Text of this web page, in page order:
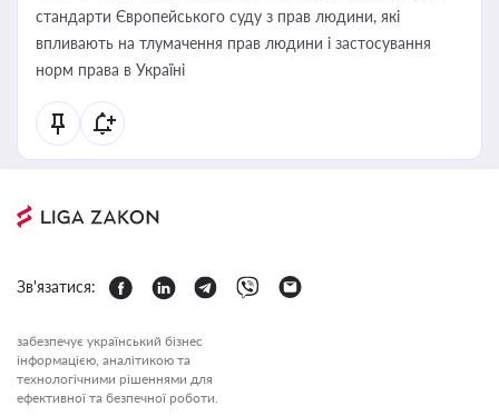
стандарти Європейського суду з прав людини, які
впливають на тлумачення прав людини і застосування
норм права в Україні
Зв'язатися:
забезпечує український бізнес
інформацією, аналітикою та
технологічними рішеннями для
ефективної та безпечної роботи.